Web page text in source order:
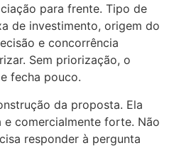
para frente. Tipo de
de investimento, origem do
e concorrência
Sem priorização, o
fecha pouco.
da proposta. Ela
comercialmente forte. Não
responder à pergunta